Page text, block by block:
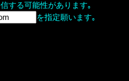
する可能性があります｡
を指定願います｡